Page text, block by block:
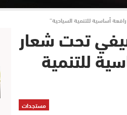
أساسية للتنمية السياحية”
تحت شعار
للتنمية
مستجدات